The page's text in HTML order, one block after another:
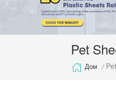
Pet
Дом /